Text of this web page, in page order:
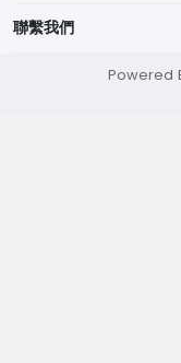
我的收藏
網站宗旨
聯繫我們
Powered